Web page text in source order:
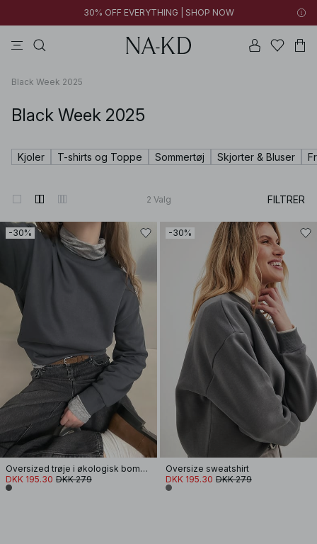
30% OFF EVERYTHING | SHOP NOW
Black Week 2025
Black Week 2025
Kjoler T-shirts og Toppe Sommertøj Skjorter & Bluser
2 Valg FILTRER
-30%
Oversized trøje i økologisk bomuld
DKK 195.30 DKK 279
-30%
Oversize sweatshirt
DKK 195.30 DKK 279